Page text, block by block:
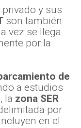
y sus
son también
vez se llega
por la
de
a estudios
la zona SER
por
en el